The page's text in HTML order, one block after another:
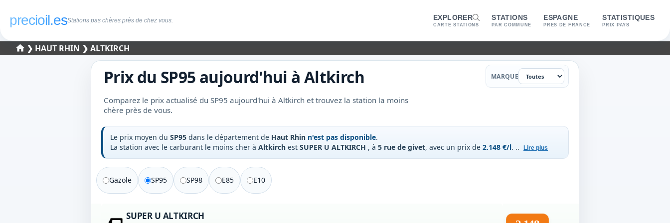
precioil.esStations pas chères près de chez vous. EXPLORER
CARTE STATIONS
STATIONS
PAR COMMUNE
ESPAGNE
PRES DE FRANCE
STATISTIQUES
PRIX PAYS
❯ HAUT RHIN ❯ ALTKIRCH
Prix du SP95 aujourd'hui à Altkirch
Comparez le prix actualisé du SP95 aujourd'hui à Altkirch et trouvez la station la moins
chère près de vous.
Marque
MARQUE
Le prix moyen du SP95 dans le département de Haut Rhin n'est pas disponible.
La station avec le carburant le moins cher à Altkirch est SUPER U ALTKIRCH , à 5 rue de givet, avec un prix de 2.148 €/l. .. Lire plus
Gazole SP95 SP98 E85 E10
SUPER U ALTKIRCH